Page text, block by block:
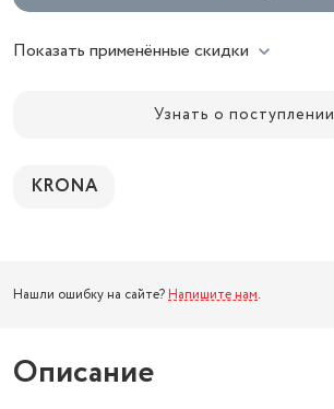
Показать применённые скидки
Узнать о поступлении
KRONA
Нашли ошибку на сайте? Напишите нам.
Описание